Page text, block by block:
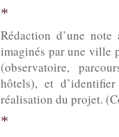
*
Rédaction d’une
imaginés par une ville
(observatoire,
hôtels), et
réalisation du projet.
*